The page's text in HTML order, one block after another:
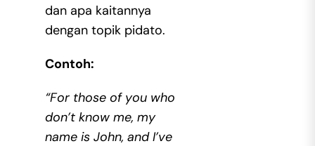
dan apa kaitannya
dengan topik pidato.
Contoh:
“For those of you who
don’t know me, my
name is John, and I’ve